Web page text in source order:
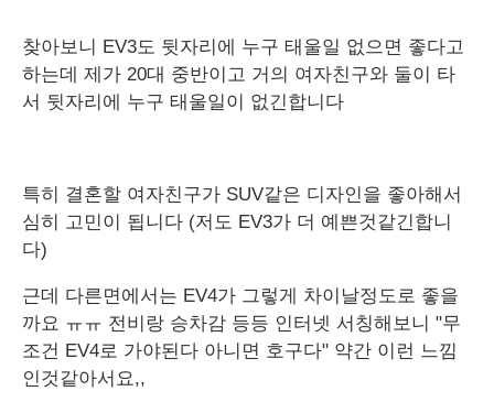
찾아보니 EV3도 뒷자리에 누구 태울일 없으면 좋다고
하는데 제가 20대 중반이고 거의 여자친구와 둘이 타
서 뒷자리에 누구 태울일이 없긴합니다
특히 결혼할 여자친구가 SUV같은 디자인을 좋아해서
심히 고민이 됩니다 (저도 EV3가 더 예쁜것같긴합니
다)
근데 다른면에서는 EV4가 그렇게 차이날정도로 좋을
까요 ㅠㅠ 전비랑 승차감 등등 인터넷 서칭해보니 "무
조건 EV4로 가야된다 아니면 호구다" 약간 이런 느낌
인것같아서요,,